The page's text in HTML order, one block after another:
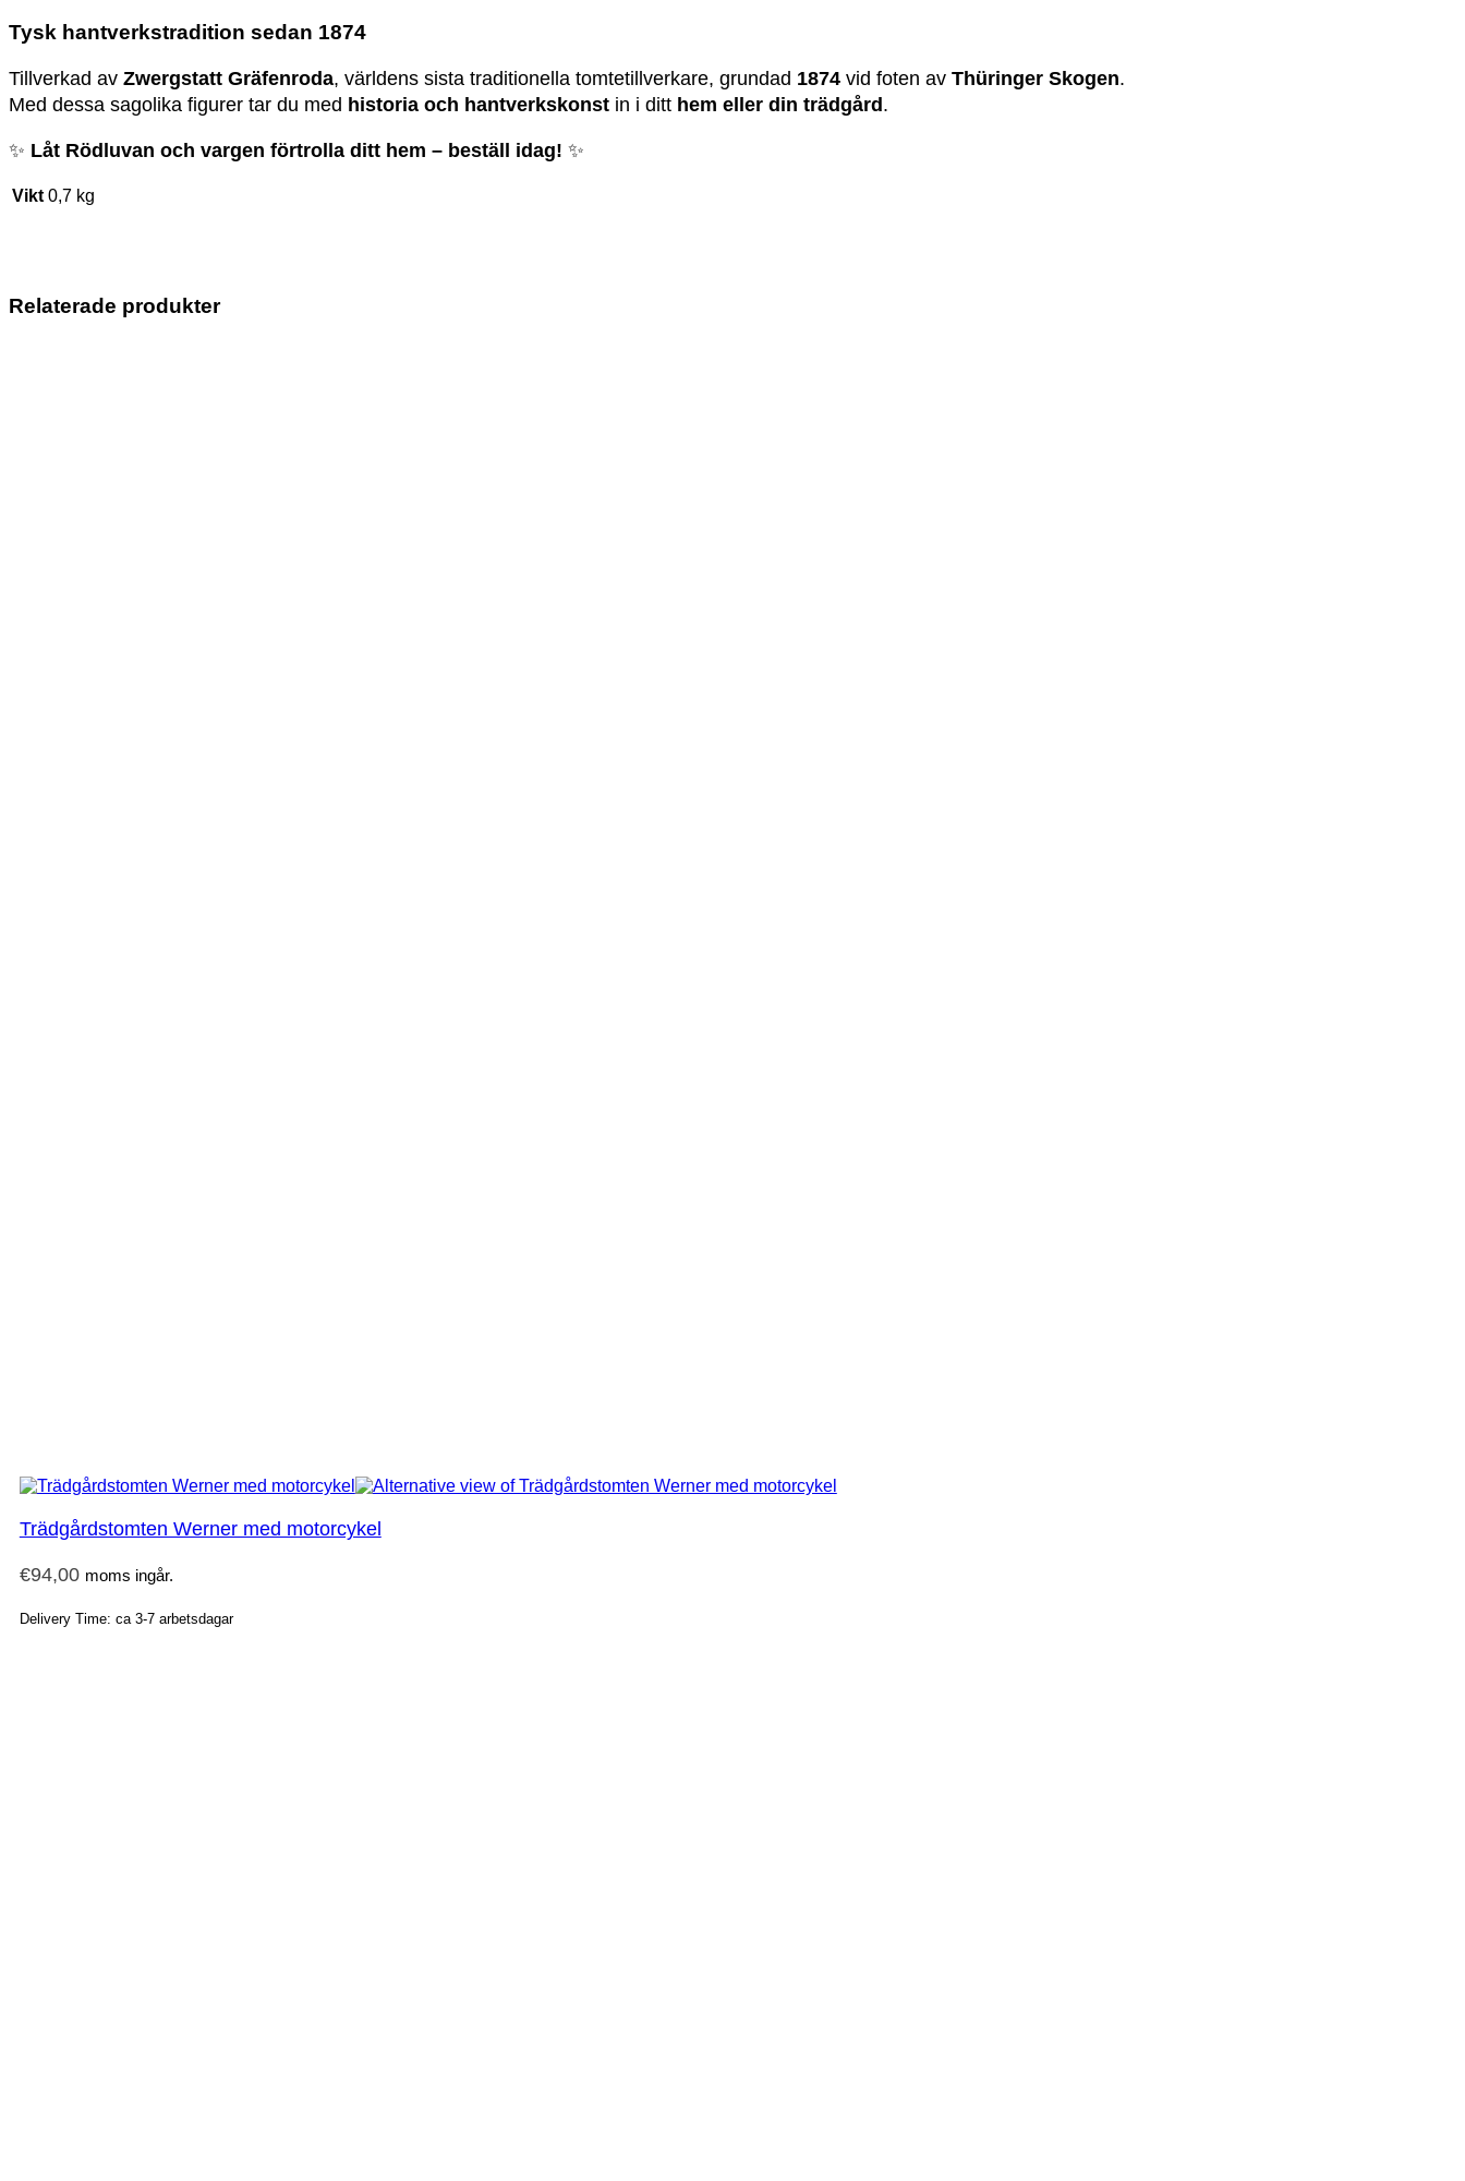
Tysk hantverkstradition sedan 1874
Tillverkad av Zwergstatt Gräfenroda, världens sista traditionella tomtetillverkare, grundad 1874 vid foten av Thüringer Skogen.
Med dessa sagolika figurer tar du med historia och hantverkskonst in i ditt hem eller din trädgård.
✨ Låt Rödluvan och vargen förtrolla ditt hem – beställ idag! ✨
Vikt 0,7 kg
Relaterade produkter
Trädgårdstomten Werner med motorcykel
€94,00 moms ingår.
Delivery Time: ca 3-7 arbetsdagar